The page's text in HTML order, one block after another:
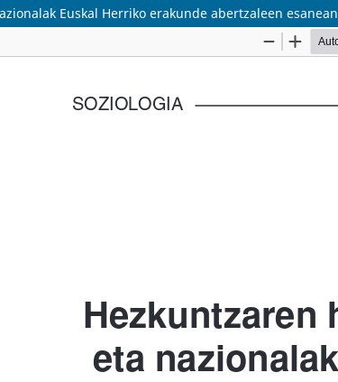
Euskal Herriko erakunde abertzaleen esanean